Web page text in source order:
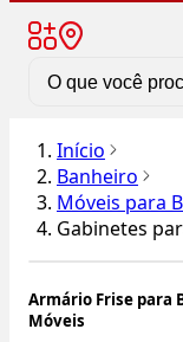
Início
Banheiro
Móveis para
Gabinetes
Armário Frise para
Móveis